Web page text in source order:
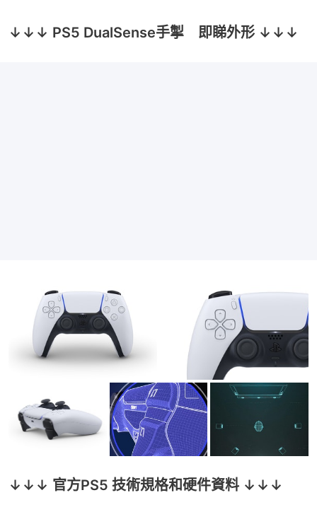
↓↓↓ PS5 DualSense手掣 即睇外形 ↓↓↓
↓↓↓ 官方PS5 技術規格和硬件資料 ↓↓↓